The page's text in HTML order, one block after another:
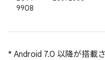
9908
* Android 7.0 以降が搭載